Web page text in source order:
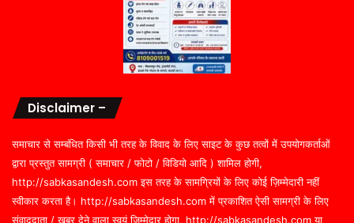
Disclaimer –
समाचार से सम्बंधित किसी भी तरह के विवाद के लिए साइट के कुछ तत्वों में उपयोगकर्ताओं
द्वारा प्रस्तुत सामग्री ( समाचार / फोटो / विडियो आदि ) शामिल होगी,
http://sabkasandesh.com इस तरह के सामग्रियों के लिए कोई ज़िम्मेदारी नहीं
स्वीकार करता है। http://sabkasandesh.com में प्रकाशित ऐसी सामग्री के लिए
संवाददाता / खबर देने वाला स्वयं जिम्मेदार होगा, http://sabkasandesh.com या